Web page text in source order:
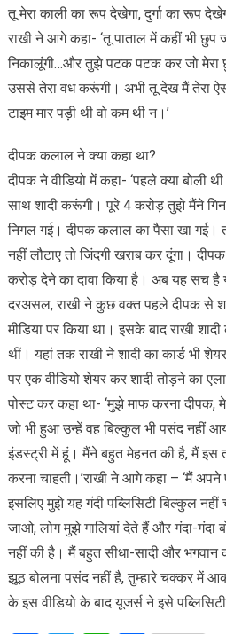
तू मेरा काली का रूप देखेगा, दुर्गा का रूप
राखी ने आगे कहा- ‘तू पाताल में कहीं भी
निकालूंगी…और तुझे पटक पटक कर जो मेरा
उससे तेरा वध करूंगी। अभी तू देख मैं तेरा
टाइम मार पड़ी थी वो कम थी न।’
दीपक कलाल ने क्या कहा था?
दीपक ने वीडियो में कहा- ‘पहले क्या बोली
साथ शादी करूंगी। पूरे 4 करोड़ तुझे मैंने
निगल गई। दीपक कलाल का पैसा खा गई।
नहीं लौटाए तो जिंदगी खराब कर दूंगा।
करोड़ देने का दावा किया है। अब यह सच है
दरअसल, राखी ने कुछ वक्त पहले दीपक से
मीडिया पर किया था। इसके बाद राखी
थीं। यहां तक राखी ने शादी का कार्ड भी
पर एक वीडियो शेयर कर शादी तोड़ने का
पोस्ट कर कहा था- ‘मुझे माफ करना दीपक,
जो भी हुआ उन्हें वह बिल्कुल भी पसंद नहीं
इंडस्ट्री में हूं। मैंने बहुत मेहनत की है, मैं इस
करना चाहती।’राखी ने आगे कहा – ‘मैं अपने
इसलिए मुझे यह गंदी पब्लिसिटी बिल्कुल
जाओ, लोग मुझे गालियां देते हैं और गंदा-गंदा
नहीं की है। मैं बहुत सीधा-सादी और
झूठ बोलना पसंद नहीं है, तुम्हारे चक्कर में
के इस वीडियो के बाद यूजर्स ने इसे